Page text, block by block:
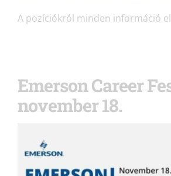
A pozíciókról minden információ
Emerson Career
november 18.